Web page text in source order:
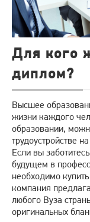
Для кого
диплом?
Высшее
жизни каждого
образовании,
трудоустройстве
Если вы
будущем в
необходимо
компания
любого Вуза
оригинальных